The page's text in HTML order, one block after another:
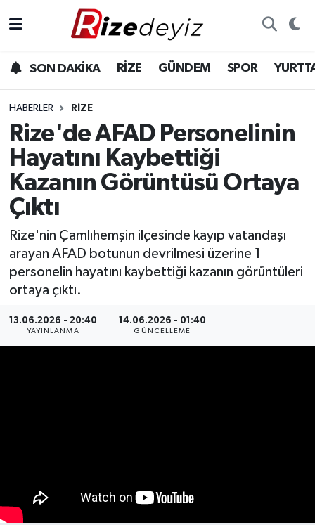
SON DAKİKA RİZE GÜNDEM SPOR
HABERLER RIZE
Rize'de AFAD Personelinin
Hayatını Kaybettiği
Kazanın Görüntüsü Ortaya
Çıktı
Rize'nin Çamlıhemşin ilçesinde kayıp vatandaşı
arayan AFAD botunun devrilmesi üzerine 1
personelin hayatını kaybettiği kazanın görüntüleri
ortaya çıktı.
13.06.2026 - 20:40
YAYINLANMA
14.06.2026 - 01:40
GÜNCELLEME
Gündem
Yurttan Haberler
Ekonomi
Teknoloji
Sağlık
Rize Hava Durumu
Rize Trafik Yoğunluk Haritası
Süper Lig Puan Durumu ve Fikstür
Tüm Manşetler
Son Dakika Haberleri
Haber Arşivi